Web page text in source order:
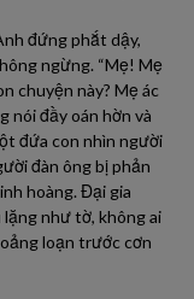
đứng phắt dậy,
ngừng. “Mẹ! Mẹ
chuyện này? Mẹ ác
nói đầy oán hờn và
đứa con nhìn người
đàn ông bị phản
hoàng. Đại gia
như tờ, không ai
loạn trước cơn